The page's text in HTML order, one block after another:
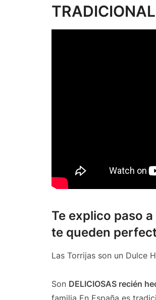
Te explico paso
te queden
Las Torrijas son un Dulce
Son DELICIOSAS recién
familia En España es